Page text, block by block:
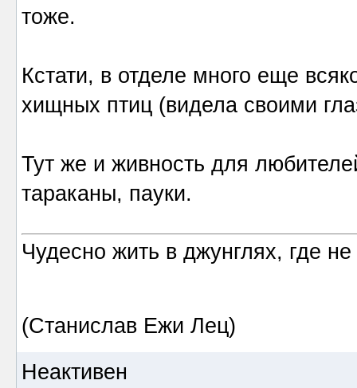
тоже.
Кстати, в отделе много еще
хищных птиц (видела своими
Тут же и живность для
тараканы, пауки.
Чудесно жить в джунглях, где
(Станислав Ежи Лец)
Неактивен